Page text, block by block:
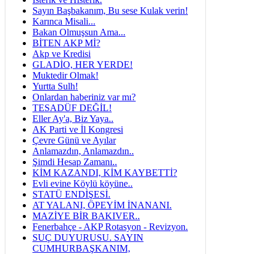
Sayın Başbakanım, Bu sese Kulak verin!
Karınca Misali...
Bakan Olmuşsun Ama...
BİTEN AKP Mİ?
Akp ve Kredisi
GLADİO, HER YERDE!
Muktedir Olmak!
Yurtta Sulh!
Onlardan haberiniz var mı?
TESADÜF DEĞİL!
Eller Ay'a, Biz Yaya..
AK Parti ve İl Kongresi
Çevre Günü ve Ayılar
Anlamazdın, Anlamazdın..
Şimdi Hesap Zamanı..
KİM KAZANDI, KİM KAYBETTİ?
Evli evine Köylü köyüne..
STATÜ ENDİŞESİ.
AT YALANI, ÖPEYİM İNANANI.
MAZİYE BİR BAKIVER..
Fenerbahçe - AKP Rotasyon - Revizyon.
SUÇ DUYURUSU. SAYIN
CUMHURBAŞKANIM,